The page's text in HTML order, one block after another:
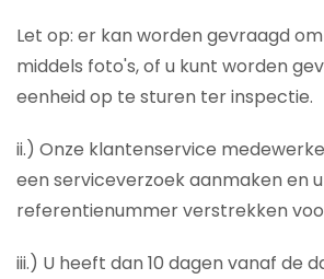
Let op: er kan worden gevraagd
middels foto's, of u kunt worden
eenheid op te sturen ter inspectie.
ii.) Onze klantenservice
een serviceverzoek aanmaken en
referentienummer verstrekken
iii.) U heeft dan 10 dagen vanaf de